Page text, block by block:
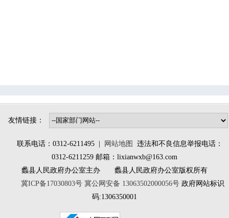
大百尺镇
南庄镇
北埝头乡